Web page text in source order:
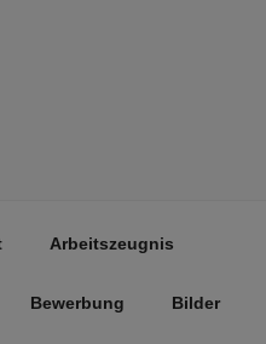
Arbeitszeugnis
Bewerbung Bilder